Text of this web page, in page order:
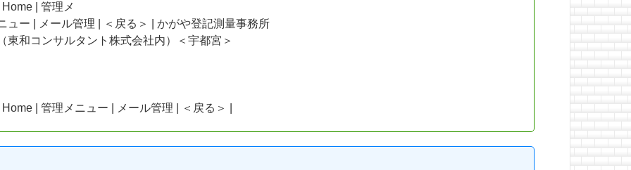
Home | 管理メ
ュー | メール管理 | ＜戻る＞ | かがや登記測量事務所
東和コンサルタント株式会社内）＜宇都宮＞
Home | 管理メニュー | メール管理 | ＜戻る＞ |